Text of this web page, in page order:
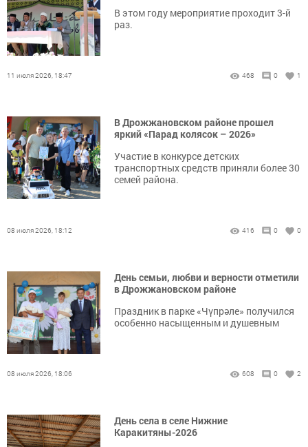
В этом году мероприятие проходит 3-й
раз.
11 июля 2026, 18:47 468 0 1
В Дрожжановском районе прошел
яркий «Парад колясок – 2026»
Участие в конкурсе детских
транспортных средств приняли более 30
семей района.
08 июля 2026, 18:12 416 0 0
День семьи, любви и верности отметили
в Дрожжановском районе
Праздник в парке «Чүпрәле» получился
особенно насыщенным и душевным
08 июля 2026, 18:06 608 0 2
День села в селе Нижние
Каракитяны-2026